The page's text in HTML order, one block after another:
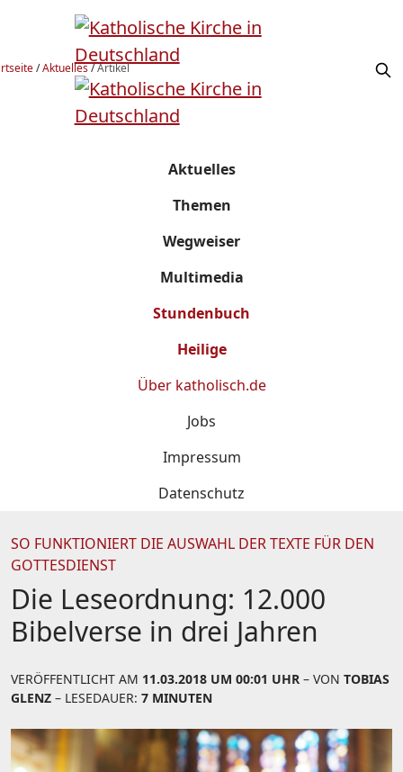
/Aktuelles/Artikel
Aktuelles
Themen
Wegweiser
Multimedia
Stundenbuch
Heilige
Über katholisch.de
Jobs
Impressum
Datenschutz
SO FUNKTIONIERT DIE AUSWAHL DER TEXTE FÜR DEN
GOTTESDIENST
Die Leseordnung: 12.000
Bibelverse in drei Jahren
VERÖFFENTLICHT AM 11.03.2018 UM 00:01 UHR – VON TOBIAS
GLENZ – LESEDAUER: 7 MINUTEN